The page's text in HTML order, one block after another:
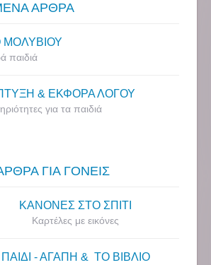
ΑΡΘΡΑ
ΜΟΛΥΒΙΟΥ
παιδιά
& ΕΚΦΟΡΑ ΛΟΓΟΥ
για τα παιδιά
ΓΙΑ ΓΟΝΕΙΣ
ΚΑΝΟΝΕΣ ΣΤΟ ΣΠΙΤΙ
Καρτέλες με εικόνες
ΠΑΙΔΙ - ΑΓΑΠΗ & ΤΟ ΒΙΒΛΙΟ